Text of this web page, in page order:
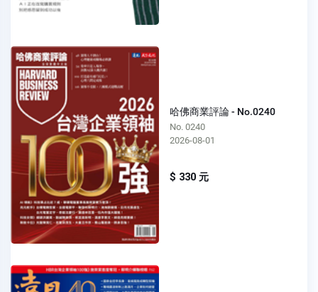
哈佛商業評論 - No.0240
No. 0240
2026-08-01
$ 330 元